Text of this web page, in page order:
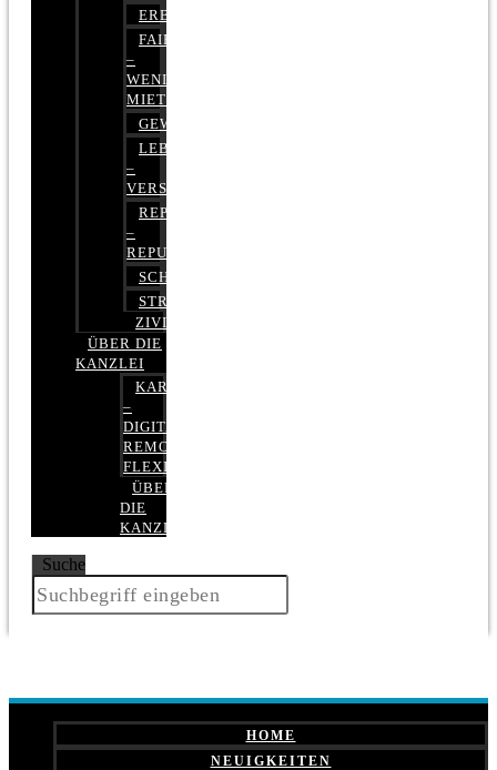
ERBRECHT
FAIRMIETEN
–
WENIGER
MIETE
GEWERBERECHT
LEBENSVERSICHERUNG
–
VERSICHERUNGSRECHT
REPUTATIONSRECHT
–
REPUTATIONSMANAGEMENT
SCHUFARECHT
STRAFRECHT
ZIVILRECHT
ÜBER DIE
KANZLEI
KARRIERE
–
DIGITAL,
REMOTE,
FLEXIBEL
ÜBER
DIE
KANZLEI
Suche
HOME
NEUIGKEITEN